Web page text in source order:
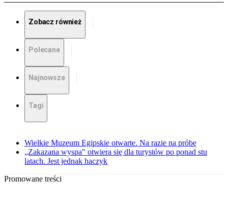
Zobacz również
Polecane
Najnowsze
Tagi
Wielkie Muzeum Egipskie otwarte. Na razie na próbę
„Zakazana wyspa" otwiera się dla turystów po ponad stu
latach. Jest jednak haczyk
Promowane treści